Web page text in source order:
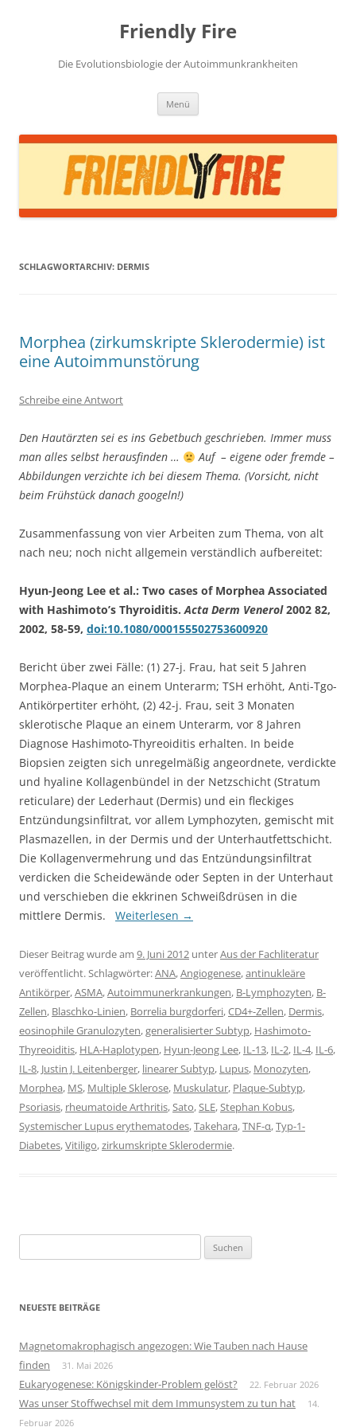
Friendly Fire
Die Evolutionsbiologie der Autoimmunkrankheiten
Menü
SCHLAGWORTARCHIV: DERMIS
Morphea (zirkumskripte Sklerodermie) ist
eine Autoimmunstörung
Schreibe eine Antwort
Den Hautärzten sei es ins Gebetbuch geschrieben. Immer muss
man alles selbst herausfinden …
Auf – eigene oder fremde –
Abbildungen verzichte ich bei diesem Thema. (Vorsicht, nicht
beim Frühstück danach googeln!)
Zusammenfassung von vier Arbeiten zum Thema, von alt
nach neu; noch nicht allgemein verständlich aufbereitet:
Hyun-Jeong Lee et al.: Two cases of Morphea Associated
with Hashimoto’s Thyroiditis.Acta Derm Venerol2002 82,
2002, 58-59, doi:10.1080/000155502753600920
Bericht über zwei Fälle: (1) 27-j. Frau, hat seit 5 Jahren
Morphea-Plaque an einem Unterarm; TSH erhöht, Anti-Tgo-
Antikörpertiter erhöht, (2) 42-j. Frau, seit 3 Monaten
sklerotische Plaque an einem Unterarm, vor 8 Jahren
Diagnose Hashimoto-Thyreoiditis erhalten. In beide
Biopsien zeigten sich unregelmäßig angeordnete, verdickte
und hyaline Kollagenbündel in der Netzschicht (Stratum
reticulare) der Lederhaut (Dermis) und ein fleckiges
Entzündungsinfiltrat, vor allem Lymphozyten, gemischt mit
Plasmazellen, in der Dermis und der Unterhautfettschicht.
Die Kollagenvermehrung und das Entzündungsinfiltrat
verdicken die Scheidewände oder Septen in der Unterhaut
und verschieben die ekkrinen Schweißdrüsen in die
mittlere Dermis. Weiterlesen →
Dieser Beitrag wurde am 9. Juni 2012 unterAus der Fachliteratur
veröffentlicht. Schlagwörter:ANA,Angiogenese,antinukleäre
Antikörper,ASMA,Autoimmunerkrankungen, B-Lymphozyten, B-
Zellen, Blaschko-Linien, Borrelia burgdorferi,CD4+-Zellen, Dermis,
eosinophile Granulozyten,generalisierter Subtyp, Hashimoto-
Thyreoiditis, HLA-Haplotypen, Hyun-Jeong Lee, IL-13, IL-2, IL-4, IL-6,
IL-8, Justin J. Leitenberger, linearer Subtyp, Lupus, Monozyten,
Morphea, MS, Multiple Sklerose, Muskulatur, Plaque-Subtyp,
Psoriasis, rheumatoide Arthritis,Sato,SLE,Stephan Kobus,
Systemischer Lupus erythematodes,Takehara,TNF-α,Typ-1-
Diabetes,Vitiligo,zirkumskripte Sklerodermie.
nach:
NEUESTE BEITRÄGE
Magnetomakrophagisch angezogen: Wie Tauben nach Hause
finden
31. Mai 2026
Eukaryogenese: Königskinder-Problem gelöst? 22. Februar 2026
Was unser Stoffwechsel mit dem Immunsystem zu tun hat
14.
Februar 2026